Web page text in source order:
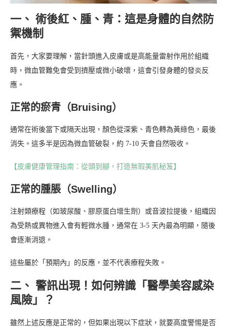
一、 術後紅、腫、青：這是身體的自然防
禦機制
首先，大家要理解，當針頭進入皮膚或是高能量雷射作用於組織
時，微血管難免會受到擠壓或微小破壞，這會引發身體的發炎反
應。
正常的瘀青（Bruising）
通常在術後當下或隔天出現，顏色從深紫、青色轉為黃綠色，最後
消失。這多半是因為微血管破裂，約 7-10 天會自然吸收。
【皮膚健康管理指南：從頭到腳，打造無瑕美肌秘笈】
正常的腫脹（Swelling）
注射類療程（如玻尿酸、膠原蛋白增生劑）或音波拉提後，組織因
為受熱或異物進入會有輕微水腫，通常在 3-5 天內最為明顯，隨後
會逐漸消退。
這些屬於「預期內」的反應，並不代表療程失敗。
二、 警訊出現！如何辨識「醫學美容感染
風險」？
雖然上述反應是正常的，但如果出現以下症狀，就要高度警惕是否